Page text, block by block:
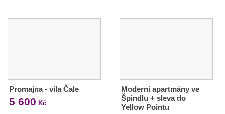
Promajna - vila Čale
5 600 Kč
Moderní apartmány ve
Špindlu + sleva do
Yellow Pointu